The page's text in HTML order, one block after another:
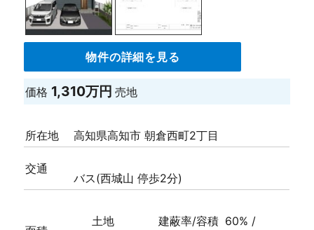
物件の詳細を見る
価格 1,310万円売地
所在地 高知県高知市 朝倉西町2丁目
交通
バス(西城山 停歩2分)
土地 建蔽率/容積 60% /